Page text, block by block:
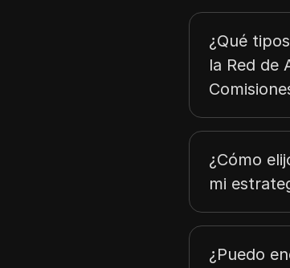
¿Qué
la Red de
¿Cómo
mi
¿Puedo